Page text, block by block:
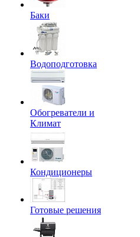
Баки
Водоподготовка
Обогреватели и
Климат
Кондиционеры
Готовые решения